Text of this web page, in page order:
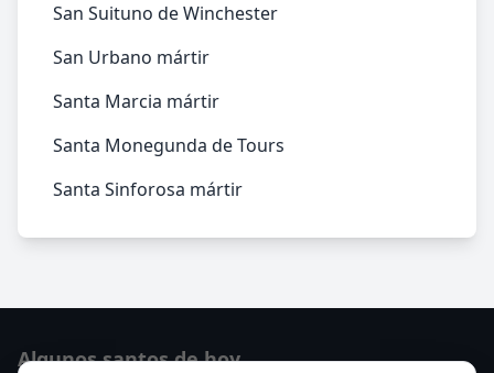
San Suituno de Winchester
San Urbano mártir
Santa Marcia mártir
Santa Monegunda de Tours
Santa Sinforosa mártir
Algunos santos de hoy